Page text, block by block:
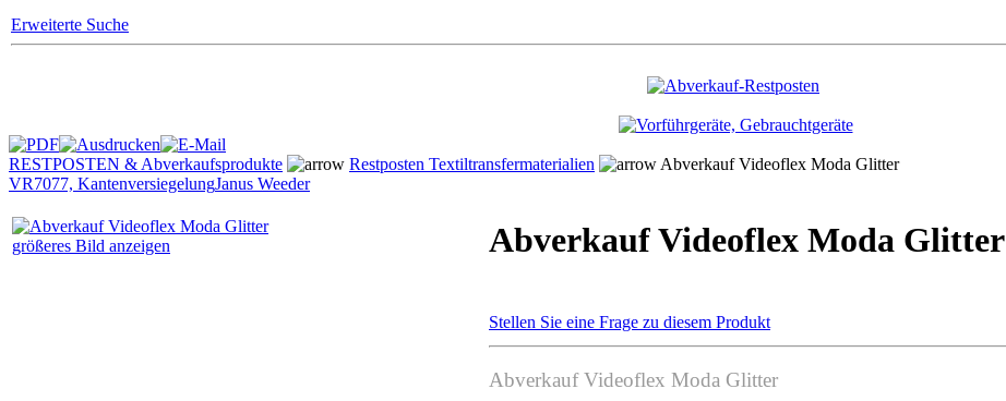
Erweiterte Suche
RESTPOSTEN & Abverkaufsprodukte Restposten Textiltransfermaterialien
Abverkauf Videoflex Moda Glitter
VR7077, KantenversiegelungJanus Weeder
größeres Bild anzeigen Abverkauf Videoflex Moda Glitter
Stellen Sie eine Frage zu diesem Produkt
Abverkauf Videoflex Moda Glitter